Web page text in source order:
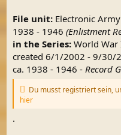
File unit: Electronic
1938 - 1946(Enlistment
in the Series: World War
created 6/1/2002 - 9/30/
ca. 1938 - 1946 - Record
Du musst registriert sein,
hier
.